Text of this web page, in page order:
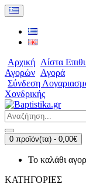
Αρχική Λίστα
Αγορών Αγορά
Σύνδεση
Χονδρικής
0 προϊόν(τα) - 0,00€
Το καλάθι
ΚΑΤΗΓΟΡΙΕΣ